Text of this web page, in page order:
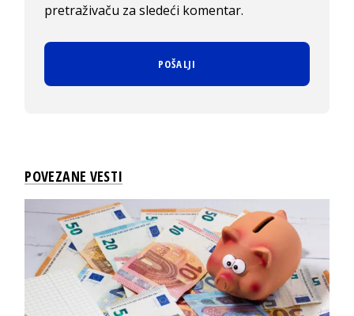
pretraživaču za sledeći komentar.
POVEZANE VESTI